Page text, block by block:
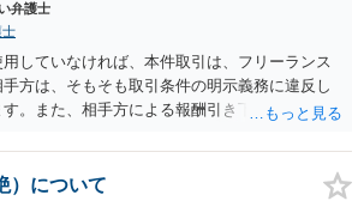
もそも、店長が業務委託というのもあまり想定
そらく、労働者性が認められる可能性は高いで
社から損害賠償請求を受けるリスクについても
損害賠償義務は、業務委託契約の場合であれ
られますが、労働者の場合は、契約上の損害
せんし（労働基準法１６条）、実際に損害が生
るなど）、故意または重過失が無い限り認め
認められたとしても全額ではありません。 会
ことは自由ですが、裁判で認められる可能性
弁護士
士
していなければ、本件取引は、フリーランス
方は、そもそも取引条件の明示義務に違反し
。また、相手方による報酬引き下げは、報酬
が役務の委託を請け負っているのなら、取適
れる可能性があります。対象取引であれば、
に、発注内容等の明示義務違反、代金の減額の
）について